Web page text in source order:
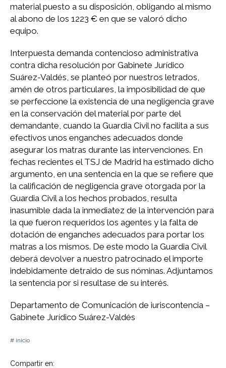
material puesto a su disposición, obligando al mismo
al abono de los 1223 € en que se valoró dicho
equipo.
Interpuesta demanda contencioso administrativa
contra dicha resolución por Gabinete Jurídico
Suárez-Valdés, se planteó por nuestros letrados,
amén de otros particulares, la imposibilidad de que
se perfeccione la existencia de una negligencia grave
en la conservación del material por parte del
demandante, cuando la Guardia Civil no facilita a sus
efectivos unos enganches adecuados donde
asegurar los matras durante las intervenciones. En
fechas recientes el TSJ de Madrid ha estimado dicho
argumento, en una sentencia en la que se refiere que
la calificación de negligencia grave otorgada por la
Guardia Civil a los hechos probados, resulta
inasumible dada la inmediatez de la intervención para
la que fueron requeridos los agentes y la falta de
dotación de enganches adecuados para portar los
matras a los mismos. De este modo la Guardia Civil
deberá devolver a nuestro patrocinado el importe
indebidamente detraido de sus nóminas. Adjuntamos
la sentencia por si resultase de su interés.
Departamento de Comunicación de iuriscontencia –
Gabinete Jurídico Suárez-Valdés
inicio
Compartir en: